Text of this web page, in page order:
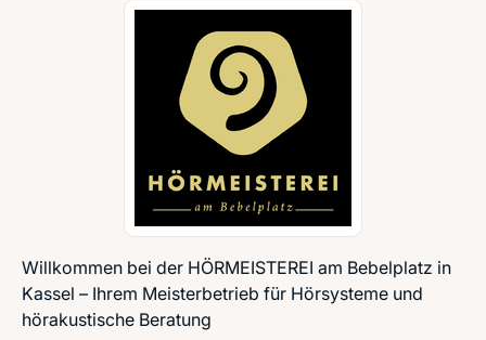
Willkommen bei der HÖRMEISTEREI am Bebelplatz in
Kassel – Ihrem Meisterbetrieb für Hörsysteme und
hörakustische Beratung